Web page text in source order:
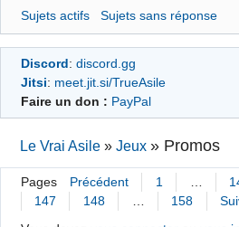
Forum
Membres
Règles
S’inscrire
Connexion
Sujets actifs Sujets sans réponse
Discord: discord.gg
Jitsi: meet.jit.si/TrueAsile
Faire un don : PayPal
Le Vrai Asile »Jeux » Promos
Pages Précédent 1 …
147
148 … 158